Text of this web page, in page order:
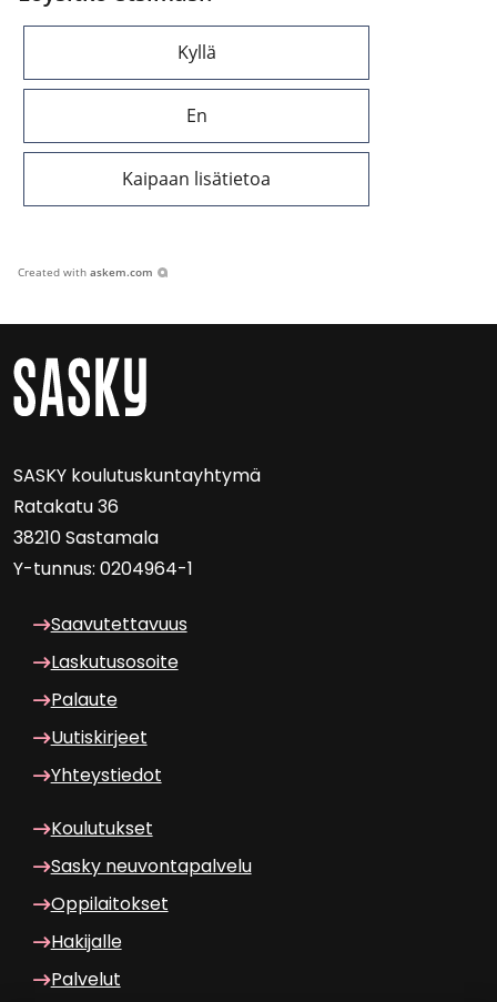
Kyllä
En
Kaipaan lisätietoa
Created with askem.com
SASKY kou­lu­tus­kun­tayh­ty­mä
Ra­ta­ka­tu 36
38210 Sas­ta­ma­la
Y-​tunnus: 0204964-1
Saa­vu­tet­ta­vuus
Las­ku­tuso­soi­te
Pa­lau­te
Uu­tis­kir­jeet
Yh­teys­tie­dot
Kou­lu­tuk­set
Sasky neu­von­ta­pal­ve­lu
Op­pi­lai­tok­set
Ha­ki­jal­le
Pal­ve­lut